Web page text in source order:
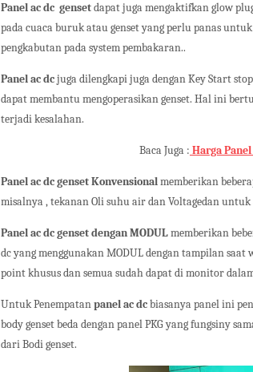
Panel ac dc gensetdapat juga mengaktifkan glow
pada cuaca buruk atau genset yang perlu panas
pengkabutan pada system pembakaran..
Panel ac dcjuga dilengkapi juga dengan Key Start
dapat membantu mengoperasikan genset. Hal ini
terjadi kesalahan.
Baca Juga : Harga
Panel ac dc gensetKonvensionalmemberikan
misalnya , tekanan Oli suhu air dan Voltagedan
Panel ac dc gensetdenganMODULmemberikan
dc yang menggunakan MODUL dengan tampilan
point khusus dan semua sudah dapat di monitor
Untuk Penempatanpanel ac dcbiasanya panel ini
body genset beda dengan panel PKG yang fungsiny
dari Bodi genset.